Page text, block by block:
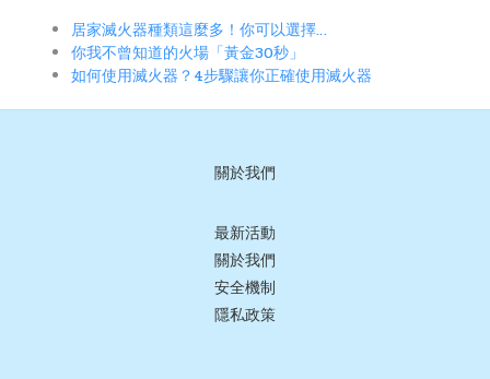
居家滅火器種類這麼多！你可以選擇…
你我不曾知道的火場「黃金30秒」
如何使用滅火器？4步驟讓你正確使用滅火器
關於我們
最新活動
關於我們
安全機制
隱私政策